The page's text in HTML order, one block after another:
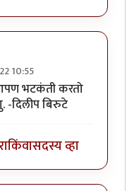
10:55
भटकंती करतो
-दिलीप बिरुटे
किंवासदस्य व्हा